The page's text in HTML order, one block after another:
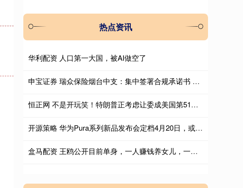
热点资讯
华利配资 人口第一大国，被AI做空了
申宝证券 瑞众保险烟台中支：集中签署合规承诺书 夯实高质量发展合规根基
恒正网 不是开玩笑！特朗普正考虑让委成美国第51州，并列出 5 国吞并名单
开源策略 华为Pura系列新品发布会定档4月20日，或将带来首款大阔折
盒马配资 王鸥公开目前单身，一人赚钱养女儿，一年拍6部戏还转行去卖衣服